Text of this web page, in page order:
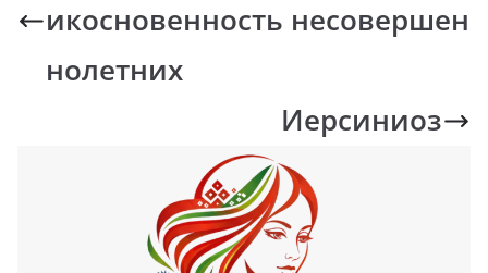
икосновенность несовершен
нолетних
Иерсиниоз